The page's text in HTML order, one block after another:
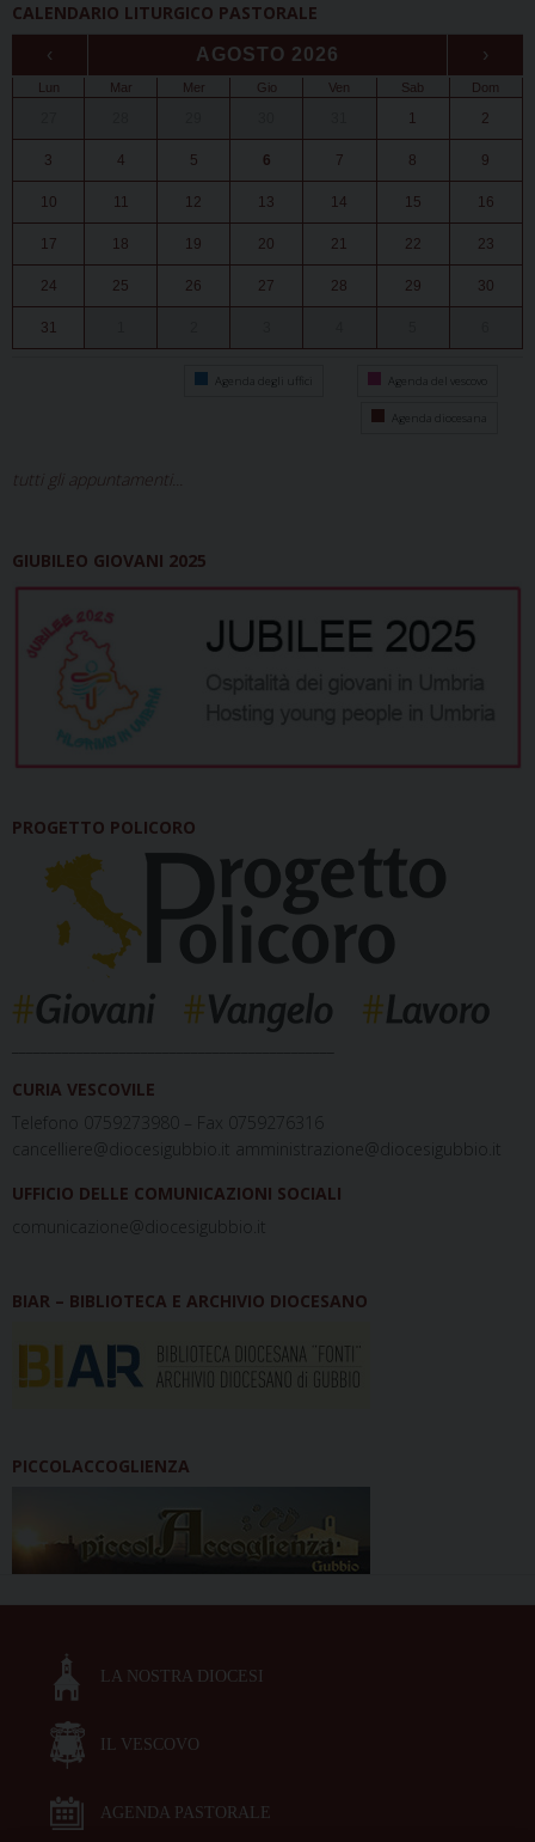
CALENDARIO LITURGICO PASTORALE
‹ AGOSTO 2026 ›
Lun Mar Mer Gio Ven Sab Dom
1 2
3 4 5 6 7 8 9
10 11 12 13 14 15 16
17 18 19 20 21 22 23
24 25 26 27 28 29 30
31
Agenda degli uffici Agenda del vescovo
Agenda diocesana
tutti gli appuntamenti...
GIUBILEO GIOVANI 2025
PROGETTO POLICORO
CURIA VESCOVILE
Telefono 0759273980 – Fax 0759276316
cancelliere@diocesigubbio.it amministrazione@diocesigubbio.it
UFFICIO DELLE COMUNICAZIONI SOCIALI
comunicazione@diocesigubbio.it
BIAR – BIBLIOTECA E ARCHIVIO DIOCESANO
PICCOLACCOGLIENZA
LA NOSTRA DIOCESI
IL VESCOVO
AGENDA PASTORALE